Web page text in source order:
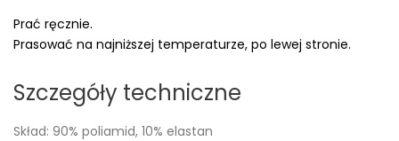
Prać ręcznie.
Prasować na najniższej temperaturze, po lewej stronie.
Szczegóły techniczne
Skład: 90% poliamid, 10% elastan